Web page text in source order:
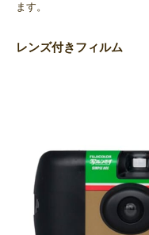
ます。
レンズ付きフィルム